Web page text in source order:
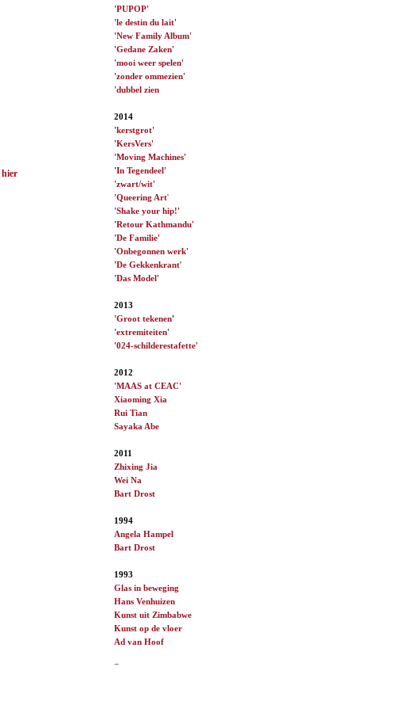
hier
'PUPOP'
'le destin du lait'
'New Family Album'
'Gedane Zaken'
'mooi weer spelen'
'zonder ommezien'
'dubbel zien
2014
'kerstgrot'
'KersVers'
'Moving Machines'
'In Tegendeel'
'zwart/wit'
'Queering Art'
'Shake your hip!'
'Retour Kathmandu'
'De Familie'
'Onbegonnen werk'
'De Gekkenkrant'
'Das Model'
2013
'Groot tekenen'
'extremiteiten'
'024-schilderestafette'
2012
'MAAS at CEAC'
Xiaoming Xia
Rui Tian
Sayaka Abe
2011
Zhixing Jia
Wei Na
Bart Drost
1994
Angela Hampel
Bart Drost
1993
Glas in beweging
Hans Venhuizen
Kunst uit Zimbabwe
Kunst op de vloer
Ad van Hoof